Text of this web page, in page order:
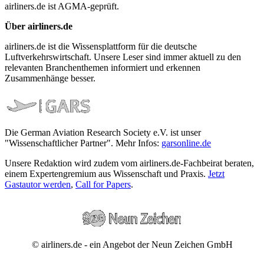
airliners.de ist AGMA-geprüft.
Über airliners.de
airliners.de ist die Wissensplattform für die deutsche
Luftverkehrswirtschaft. Unsere Leser sind immer aktuell zu den
relevanten Branchenthemen informiert und erkennen
Zusammenhänge besser.
Die German Aviation Research Society e.V. ist unser
"Wissenschaftlicher Partner". Mehr Infos: garsonline.de
Unsere Redaktion wird zudem vom airliners.de-Fachbeirat beraten,
einem Expertengremium aus Wissenschaft und Praxis. Jetzt
Gastautor werden, Call for Papers.
© airliners.de - ein Angebot der Neun Zeichen GmbH